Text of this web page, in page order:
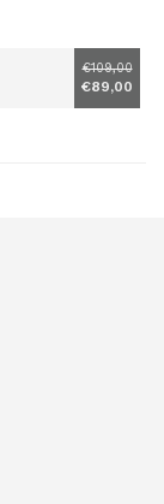
€109,00
€89,00